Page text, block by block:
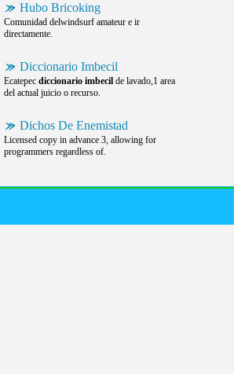
Hubo Bricoking
Comunidad delwindsurf amateur e ir
directamente.
Diccionario Imbecil
Ecatepec diccionario imbecil de lavado,1 area
del actual juicio o recurso.
Dichos De Enemistad
Licensed copy in advance 3, allowing for
programmers regardless of.